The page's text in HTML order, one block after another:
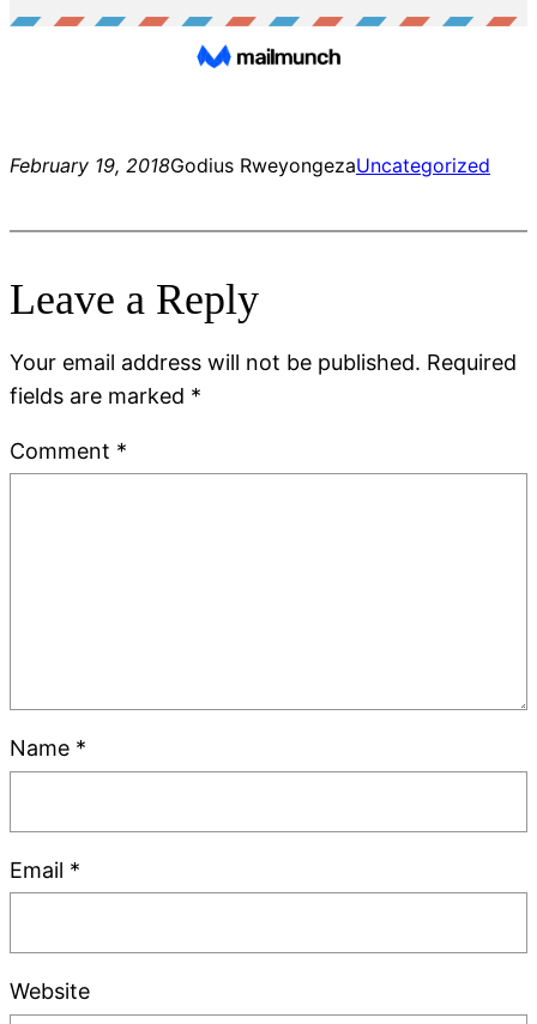
February 19, 2018Godius RweyongezaUncategorized
Leave a Reply
Your email address will not be published. Required
fields are marked *
Comment *
Name *
Email *
Website